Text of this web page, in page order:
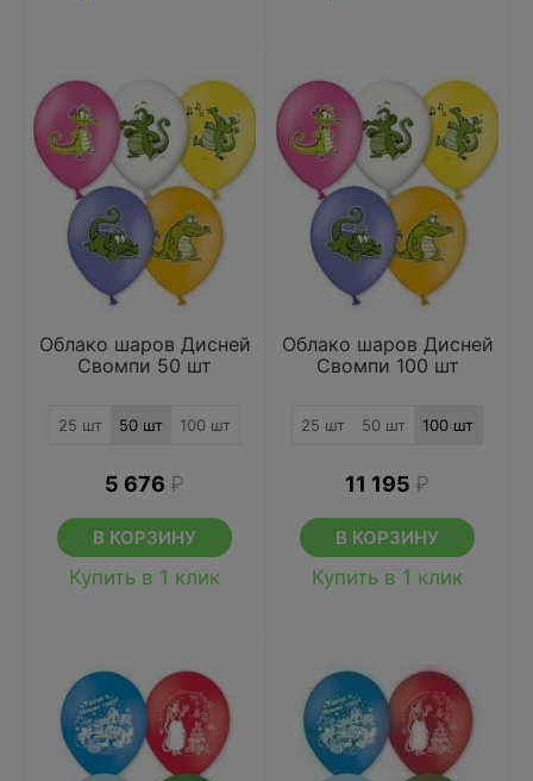
Облако шаров Дисней
Свомпи 50 шт
25 шт 50 шт 100 шт
5 676 ₽
В КОРЗИНУ
Купить в 1 клик
Облако шаров Дисней
Свомпи 100 шт
25 шт 50 шт 100 шт
11 195 ₽
В КОРЗИНУ
Купить в 1 клик